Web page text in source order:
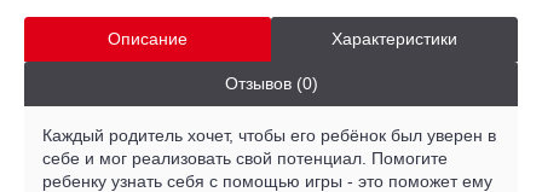
Описание Характеристики
Отзывов (0)
Каждый родитель хочет, чтобы его ребёнок был уверен в
себе и мог реализовать свой потенциал. Помогите
ребенку узнать себя с помощью игры - это поможет ему